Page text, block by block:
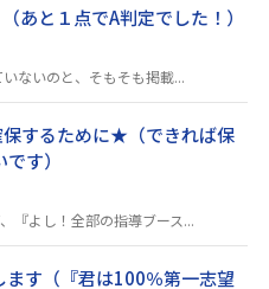
あと１点でA判定でした！）
ないのと、そもそも掲載...
するために★（できれば保
す）
『よし！全部の指導ブース...
す（『君は100％第一志望